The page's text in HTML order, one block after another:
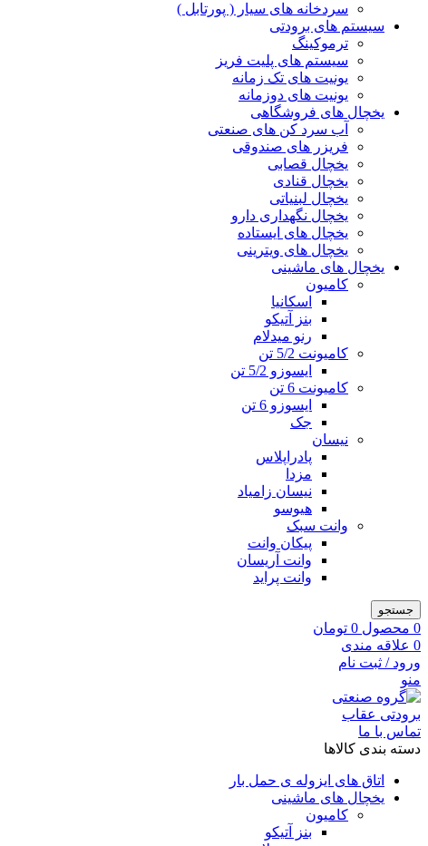
سردخانه های سیار ( پورتابل )
سیستم های برودتی
ترموکینگ
سیستم های پلیت فریز
یونیت های تک زمانه
یونیت های دوزمانه
یخچال های فروشگاهی
آب سرد کن های صنعتی
فریزر های صندوقی
یخچال قصابی
یخچال قنادی
یخچال لبنیاتی
یخچال نگهداری دارو
یخچال های ایستاده
یخچال های ویترینی
یخچال های ماشینی
کامیون
اسکانیا
بنز آتیکو
رنو میدلام
کامیونت 5/2 تن
ایسوزو 5/2 تن
کامیونت 6 تن
ایسوزو 6 تن
جک
نیسان
پادراپلاس
مزدا
نیسان زامیاد
هیوسو
وانت سبک
پیکان وانت
وانت آریسان
وانت پراید
جستجو
0 محصول 0 تومان
0 علاقه مندی
ورود / ثبت نام
منو
تماس با ما
دسته بندی کالاها
اتاق های ایزوله ی حمل بار
یخچال های ماشینی
کامیون
بنز آتیکو